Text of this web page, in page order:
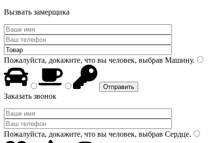
Вызвать замерщика
Пожалуйста, докажите, что вы человек, выбрав Машину.
Заказать звонок
Пожалуйста, докажите, что вы человек, выбрав Сердце.